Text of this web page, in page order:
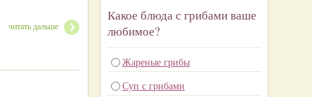
читать дальше
Какое блюда с грибами ваше
любимое?
Жареные грибы
Суп с грибами